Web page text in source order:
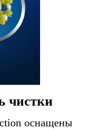
чистки
оснащены